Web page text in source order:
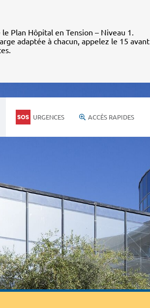
Plan Hôpital en Tension – Niveau 1.
adaptée à chacun, appelez le 15 avant
URGENCES ACCÈS RAPIDES